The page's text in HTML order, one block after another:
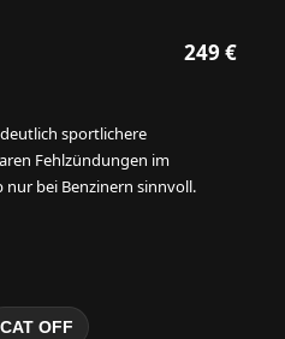
249 €
sportlichere
Fehlzündungen im
bei Benzinern sinnvoll.
CAT OFF